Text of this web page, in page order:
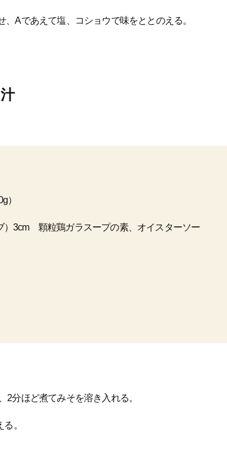
Aであえて塩、コショウで味をととのえる。
）
3cm 顆粒鶏ガラスープの素、オイスターソー
分ほど煮てみそを溶き入れる。
。